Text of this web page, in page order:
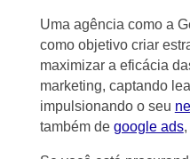
Uma agência como a
como objetivo criar
maximizar a eficácia
marketing, captando
impulsionando o seu
também de google ads,